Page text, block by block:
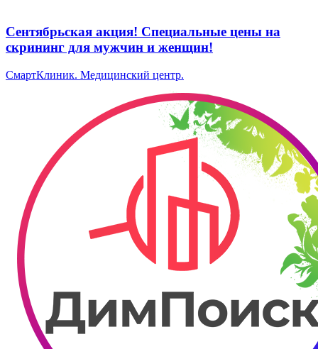
Сентябрьская акция! Специальные цены на
скрининг для мужчин и женщин!
СмартКлиник. ​Медицинский центр.